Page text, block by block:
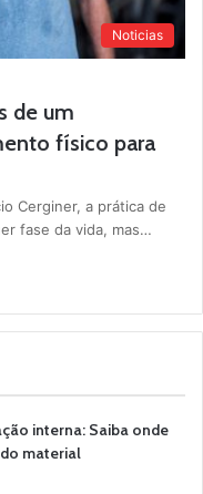
Noticias
de um
físico para
Cerginer, a prática de
fase da vida, mas…
interna: Saiba onde
material